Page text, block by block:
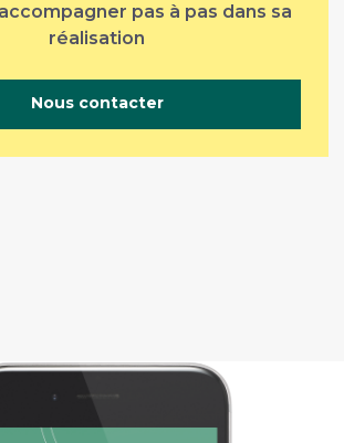
pas à pas dans sa
réalisation
Nous contacter